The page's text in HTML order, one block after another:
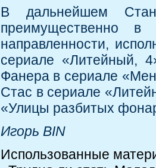
В дальнейшем
преимущественно в
направленности,
сериале «Литейный,
Фанера в сериале
Стас в сериале
«Улицы разбитых
Игорь BIN
Использованные